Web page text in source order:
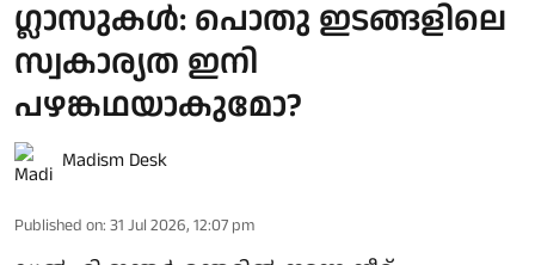
ഗ്ലാസുകൾ: പൊതു ഇടങ്ങളിലെ
സ്വകാര്യത ഇനി
പഴങ്കഥയാകുമോ?
Madism Desk
Published on: 31 Jul 2026, 12:07 pm